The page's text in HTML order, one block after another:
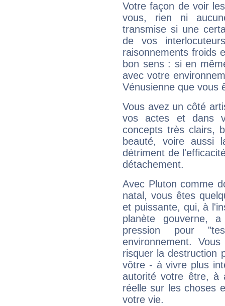
Votre façon de voir
vous, rien ni
transmise si une
de vos
raisonnements froids
bon sens : si en
avec votre
Vénusienne que vous
Vous avez un côté
vos actes et dans
concepts très clairs,
beauté, voire aussi
détriment de
détachement.
Avec Pluton comme
natal, vous êtes
et puissante, qui, à
planète gouverne,
pression pour
environnement.
risquer la destruction
vôtre - à vivre plus
autorité votre être, à
réelle sur les choses
votre vie.